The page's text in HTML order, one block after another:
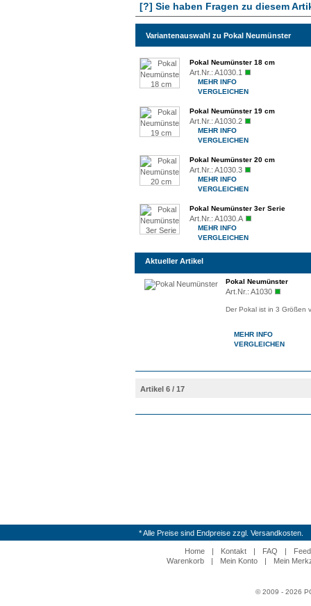
[?] Sie haben Fragen zu diesem
Variantenauswahl zu Pokal Neumünster
Pokal Neumünster 18 cm
Art.Nr.: A1030.1
MEHR INFO
VERGLEICHEN
Pokal Neumünster 19 cm
Art.Nr.: A1030.2
MEHR INFO
VERGLEICHEN
Pokal Neumünster 20 cm
Art.Nr.: A1030.3
MEHR INFO
VERGLEICHEN
Pokal Neumünster 3er Serie
Art.Nr.: A1030.A
MEHR INFO
VERGLEICHEN
Aktueller Artikel
Pokal Neumünster
Art.Nr.: A1030
Der Pokal ist in 3 Größen
MEHR INFO
VERGLEICHEN
Artikel 6 / 17
* Alle Preise sind Endpreise zzgl. Versandkosten.
Home | Kontakt | FAQ |
Warenkorb
| Mein Konto | Mein
© 2009 - 2026